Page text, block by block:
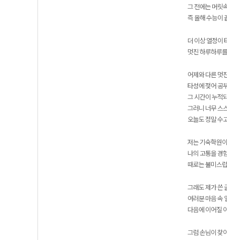
그 전에는 머릿
즉 올해 수능이
더 이상 열정이
멋진 하루하루
어제와 다른 멋
타성에 젖어 공
그 시간이 누적
그러니 너무 스
오늘도 정말 수
저는 기숙학원
나의 고통을 경
때로는 불미스
그래도 제가 쓴
여러분 마음 속
다음에 이어질
그럼 손님이 찾